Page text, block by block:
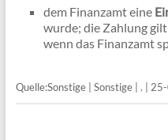
dem Finanzamt eine
wurde; die Zahlung
wenn das Finanzamt
Quelle:Sonstige | Sonstige | . |